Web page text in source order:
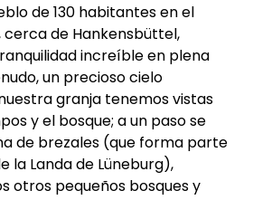
de 130 habitantes en el
de Hankensbüttel,
increíble en plena
un precioso cielo
granja tenemos vistas
y el bosque; a un paso se
de brezales (que forma parte
la Landa de Lüneburg),
otros pequeños bosques y